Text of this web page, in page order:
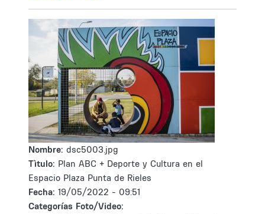
Nombre: dsc5003.jpg
Tìtulo: Plan ABC + Deporte y Cultura en el
Espacio Plaza Punta de Rieles
Fecha: 19/05/2022 - 09:51
Categorías Foto/Video: